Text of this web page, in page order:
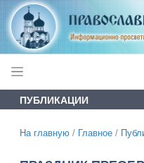
ПУБЛИКАЦИИ
На главную / Главное /